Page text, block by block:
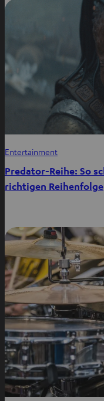
Entertainment
Predator-Reihe: So
richtigen Reihenfolge